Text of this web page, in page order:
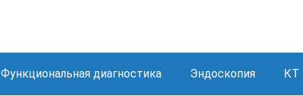
Функциональная диагностика Эндоскопия КТ